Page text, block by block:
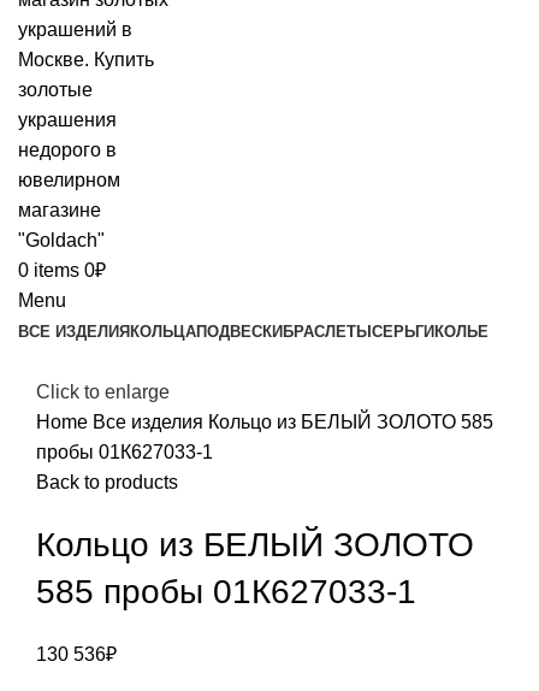
0 items 0₽
Menu
ВСЕ ИЗДЕЛИЯ КОЛЬЦАПОДВЕСКИ БРАСЛЕТЫ СЕРЬГИ КОЛЬЕ
Click to enlarge
Home Все изделия Кольцо из БЕЛЫЙ ЗОЛОТО 585
пробы 01К627033-1
Back to products
Кольцо из БЕЛЫЙ ЗОЛОТО
585 пробы 01К627033-1
130 536₽